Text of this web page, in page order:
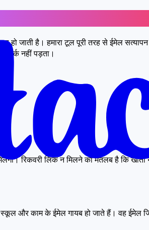
जाती है। हमारा टूल पूरी तरह से ईमेल
फर्क नहीं पड़ता।
रिकवरी लिंक न मिलने का मतलब है कि खाता
स्कूल और काम के ईमेल गायब हो जाते हैं। वह